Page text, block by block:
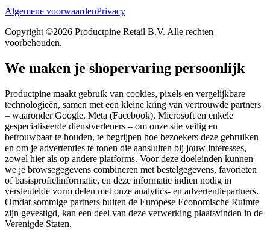
Algemene voorwaardenPrivacy
Copyright ©2026 Productpine Retail B.V. Alle rechten
voorbehouden.
We maken je shopervaring persoonlijk
Productpine maakt gebruik van cookies, pixels en vergelijkbare
technologieën, samen met een kleine kring van vertrouwde partners
– waaronder Google, Meta (Facebook), Microsoft en enkele
gespecialiseerde dienstverleners – om onze site veilig en
betrouwbaar te houden, te begrijpen hoe bezoekers deze gebruiken
en om je advertenties te tonen die aansluiten bij jouw interesses,
zowel hier als op andere platforms. Voor deze doeleinden kunnen
we je browsegegevens combineren met bestelgegevens, favorieten
of basisprofielinformatie, en deze informatie indien nodig in
versleutelde vorm delen met onze analytics- en advertentiepartners.
Omdat sommige partners buiten de Europese Economische Ruimte
zijn gevestigd, kan een deel van deze verwerking plaatsvinden in de
Verenigde Staten.